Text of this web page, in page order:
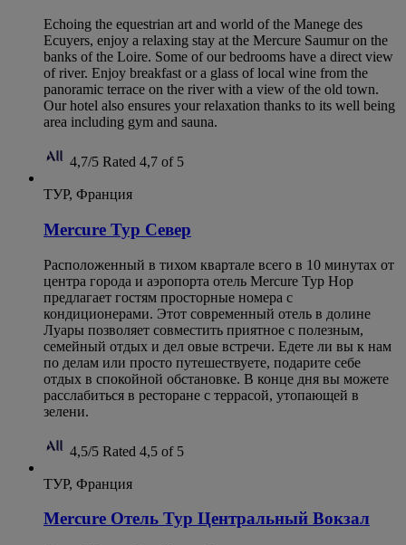
Echoing the equestrian art and world of the Manege des
Ecuyers, enjoy a relaxing stay at the Mercure Saumur on the
banks of the Loire. Some of our bedrooms have a direct view
of river. Enjoy breakfast or a glass of local wine from the
panoramic terrace on the river with a view of the old town.
Our hotel also ensures your relaxation thanks to its well being
area including gym and sauna.
4,7/5 Rated 4,7 of 5
ТУР, Франция
Mercure Тур Север
Расположенный в тихом квартале всего в 10 минутах от
центра города и аэропорта отель Mercure Тур Нор
предлагает гостям просторные номера с
кондиционерами. Этот современный отель в долине
Луары позволяет совместить приятное с полезным,
семейный отдых и дел овые встречи. Едете ли вы к нам
по делам или просто путешествуете, подарите себе
отдых в спокойной обстановке. В конце дня вы можете
расслабиться в ресторане с террасой, утопающей в
зелени.
4,5/5 Rated 4,5 of 5
ТУР, Франция
Mercure Oтель Тур Центральный Вокзал